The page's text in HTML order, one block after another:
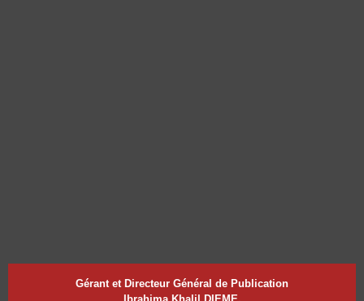
Gérant et Directeur Général de Publication